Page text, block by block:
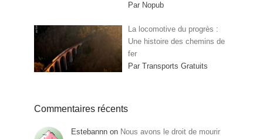
Par Nopub
La locomotive du progrès :
Une histoire des chemins de
fer
Par Transports Gratuits
Commentaires récents
Estebannn on Nous avons le droit de mourir